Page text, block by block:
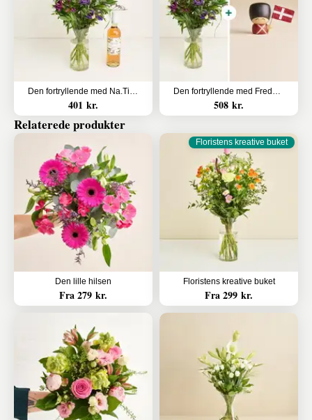
Den fortryllende med Na.Ti.Vo Rosé
401 kr.
Den fortryllende med Frederik
508 kr.
Relaterede produkter
Den lille hilsen
Fra 279 kr.
Floristens kreative buket
Floristens kreative buket
Fra 299 kr.